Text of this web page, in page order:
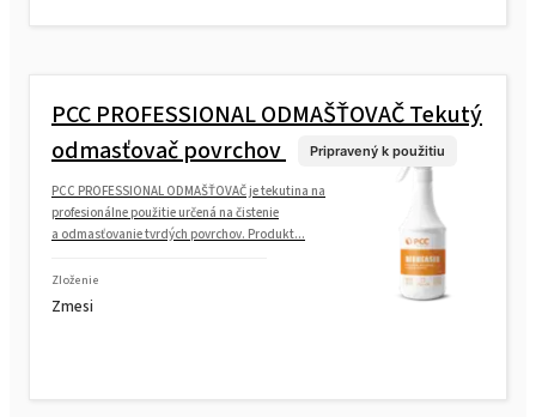
PCC PROFESSIONAL ODMAŠŤOVAČ Tekutý
odmasťovač povrchov
Pripravený k použitiu
PCC PROFESSIONAL ODMAŠŤOVAČ je tekutina na
profesionálne použitie určená na čistenie
a odmasťovanie tvrdých povrchov. Produkt...
Zloženie
Zmesi